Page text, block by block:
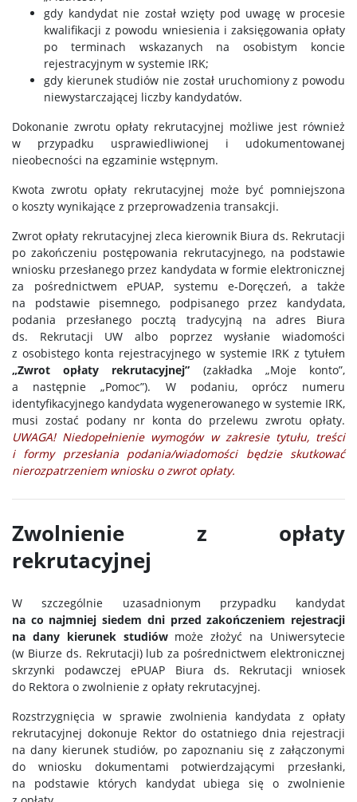
gdy kandydat nie został wzięty pod uwagę w procesie
kwalifikacji z powodu wniesienia i zaksięgowania opłaty
po terminach wskazanych na osobistym koncie
rejestracyjnym w systemie IRK;
gdy kierunek studiów nie został uruchomiony z powodu
niewystarczającej liczby kandydatów.
Dokonanie zwrotu opłaty rekrutacyjnej możliwe jest również
w przypadku usprawiedliwionej i udokumentowanej
nieobecności na egzaminie wstępnym.
Kwota zwrotu opłaty rekrutacyjnej może być pomniejszona
o koszty wynikające z przeprowadzenia transakcji.
Zwrot opłaty rekrutacyjnej zleca kierownik Biura ds. Rekrutacji
po zakończeniu postępowania rekrutacyjnego, na podstawie
wniosku przesłanego przez kandydata w formie elektronicznej
za pośrednictwem ePUAP, systemu e-Doręczeń, a także
na podstawie pisemnego, podpisanego przez kandydata,
podania przesłanego pocztą tradycyjną na adres Biura
ds. Rekrutacji UW albo poprzez wysłanie wiadomości
z osobistego konta rejestracyjnego w systemie IRK z tytułem
„Zwrot opłaty rekrutacyjnej” (zakładka „Moje konto”,
a następnie „Pomoc”). W podaniu, oprócz numeru
identyfikacyjnego kandydata wygenerowanego w systemie IRK,
musi zostać podany nr konta do przelewu zwrotu opłaty.
UWAGA! Niedopełnienie wymogów w zakresie tytułu, treści
i formy przesłania podania/wiadomości będzie skutkować
nierozpatrzeniem wniosku o zwrot opłaty.
Zwolnienie z opłaty
rekrutacyjnej
W szczególnie uzasadnionym przypadku kandydat
na co najmniej siedem dni przed zakończeniem rejestracji
na dany kierunek studiówmoże złożyć na Uniwersytecie
(w Biurze ds. Rekrutacji) lub za pośrednictwem elektronicznej
skrzynki podawczej ePUAP Biura ds. Rekrutacji wniosek
do Rektora o zwolnienie z opłaty rekrutacyjnej.
Rozstrzygnięcia w sprawie zwolnienia kandydata z opłaty
rekrutacyjnej dokonuje Rektor do ostatniego dnia rejestracji
na dany kierunek studiów, po zapoznaniu się z załączonymi
do wniosku dokumentami potwierdzającymi przesłanki,
na podstawie których kandydat ubiega się o zwolnienie